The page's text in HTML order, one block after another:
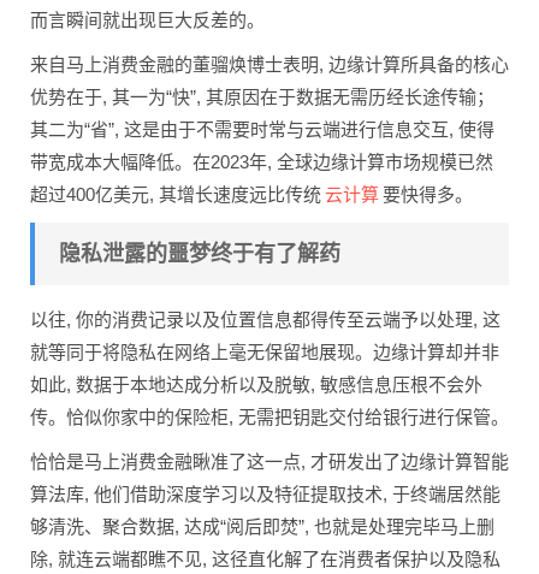
而言瞬间就出现巨大反差的。
来自马上消费金融的董骝焕博士表明, 边缘计算所具备的核心
优势在于, 其一为“快”, 其原因在于数据无需历经长途传输；
其二为“省”, 这是由于不需要时常与云端进行信息交互, 使得
带宽成本大幅降低。在2023年, 全球边缘计算市场规模已然
超过400亿美元, 其增长速度远比传统云计算要快得多。
隐私泄露的噩梦终于有了解药
以往, 你的消费记录以及位置信息都得传至云端予以处理, 这
就等同于将隐私在网络上毫无保留地展现。边缘计算却并非
如此, 数据于本地达成分析以及脱敏, 敏感信息压根不会外
传。恰似你家中的保险柜, 无需把钥匙交付给银行进行保管。
恰恰是马上消费金融瞅准了这一点, 才研发出了边缘计算智能
算法库, 他们借助深度学习以及特征提取技术, 于终端居然能
够清洗、聚合数据, 达成“阅后即焚”, 也就是处理完毕马上删
除, 就连云端都瞧不见, 这径直化解了在消费者保护以及隐私